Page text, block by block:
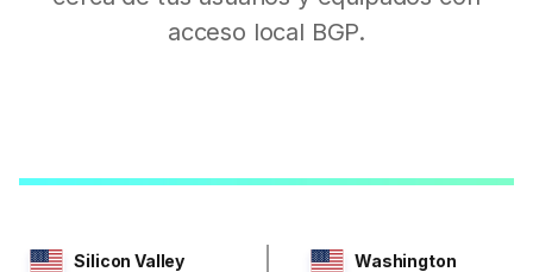
acceso local BGP.
Silicon Valley
Washington